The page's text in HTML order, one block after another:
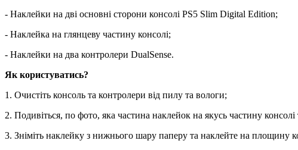
- Наклейки на дві основні сторони консолі PS5 Slim Digital Edition;
- Наклейка на глянцеву частину консолі;
- Наклейки на два контролери DualSense.
Як користуватись?
1. Очистіть консоль та контролери від пилу та вологи;
2. Подивіться, по фото, яка частина наклейок на якусь частину консолі
3. Зніміть наклейку з нижнього шару паперу та наклейте на площину